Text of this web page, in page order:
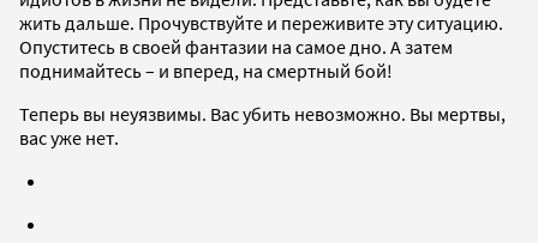
жить дальше. Прочувствуйте и переживите эту ситуацию.
Опуститесь в своей фантазии на самое дно. А затем
поднимайтесь – и вперед, на смертный бой!
Теперь вы неуязвимы. Вас убить невозможно. Вы мертвы,
вас уже нет.